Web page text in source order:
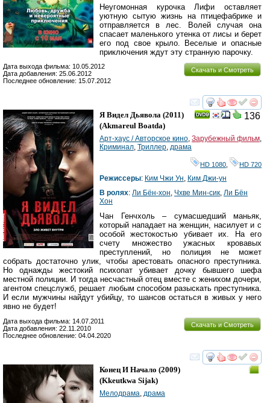
Неугомонная курочка Лифи оставляет
уютную сытую жизнь на птицефабрике и
отправляется в лес. Волей случая она
спасает маленького утенка от лисы и берет
его под свое крыло. Веселые и опасные
приключения ждут эту странную парочку.
Скачать и Смотреть
Дата выхода фильма: 10.05.2012
Дата добавления: 25.06.2012
Последнее обновление: 15.07.2012
смотреть
136
Я Видел Дьявола (2011)
(Akmareul Boatda)
Арт-хаус / Авторское кино, Зарубежный фильм,
Криминал, Триллер, драма
HD 1080, HD 720
Режиссеры: Ким Чжи Ун, Ким Джи-ун
В ролях: Ли Бён-хон, Чхве Мин-сик, Ли Бён
Хон
Чан Генчхоль – сумасшедший маньяк,
который нападает на женщин, насилует и с
особой жестокостью убивает их. На его
счету множество ужасных кровавых
преступлений, но полиция не может
собрать достаточно улик, чтобы арестовать опасного преступника.
Но однажды жестокий психопат убивает дочку бывшего шефа
местной полиции. И тогда несчастный отец вместе с женихом дочери,
агентом спецслужб, решает любым способом разыскать преступника.
И если мужчины найдут убийцу, то шансов остаться в живых у него
явно не будет!
Скачать и Смотреть
Дата выхода фильма: 14.07.2011
Дата добавления: 22.11.2010
Последнее обновление: 04.04.2020
смотреть
Конец И Начало (2009)
(Kkeutkwa Sijak)
Мелодрама, драма